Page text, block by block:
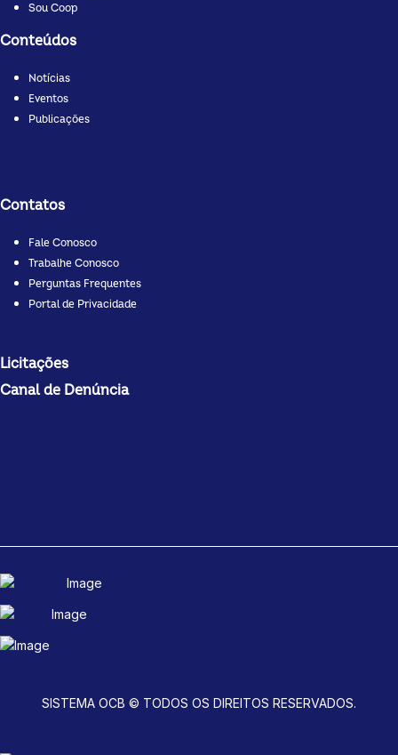
Sou Coop
Conteúdos
Notícias
Eventos
Publicações
Contatos
Fale Conosco
Trabalhe Conosco
Perguntas Frequentes
Portal de Privacidade
Licitações
Canal de Denúncia
SISTEMA OCB © TODOS OS DIREITOS RESERVADOS.